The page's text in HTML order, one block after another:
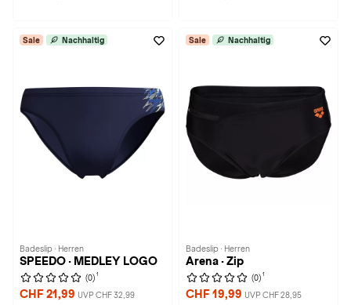
Sale Nachhaltig
Badeslip · Herren
SPEEDO · MEDLEY LOGO
(0) 1
CHF 21,99 UVP CHF 32,99
Sale Nachhaltig
Badeslip · Herren
Arena · Zip
(0) 1
CHF 19,99 UVP CHF 28,95